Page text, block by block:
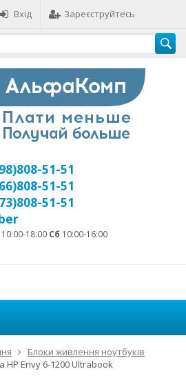
Вхід Зареєструйтесь
51-51
51-51
51-51
10:00-18:00 Сб 10:00-16:00
Блоки живлення ноутбуків
HP Envy 6-1200 Ultrabook